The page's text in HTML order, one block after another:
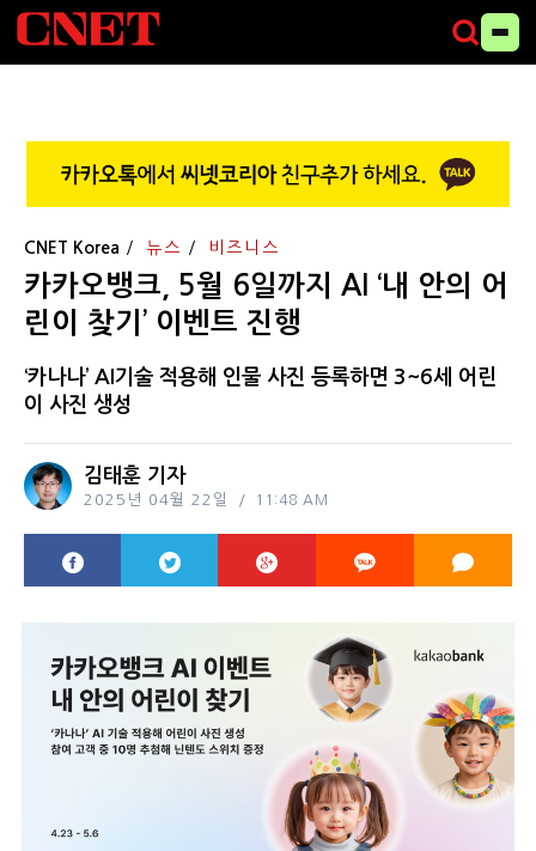
CNET Korea 뉴스 비즈니스
카카오뱅크, 5월 6일까지 AI ‘내 안의 어
린이 찾기’ 이벤트 진행
‘카나나’ AI기술 적용해 인물 사진 등록하면 3~6세 어린
이 사진 생성
김태훈 기자
2025년 04월 22일 11:48 AM